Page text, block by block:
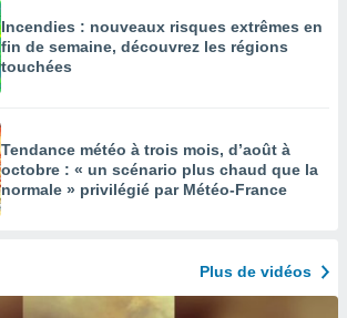
Incendies : nouveaux risques extrêmes en
fin de semaine, découvrez les régions
touchées
Tendance météo à trois mois, d’août à
octobre : « un scénario plus chaud que la
normale » privilégié par Météo-France
Plus de vidéos